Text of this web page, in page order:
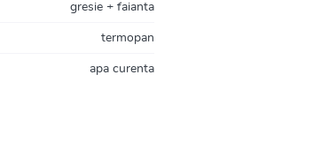
gresie + faianta
termopan
apa curenta